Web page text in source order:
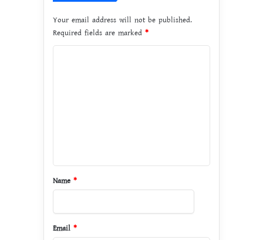
Your email address will not be published.
Required fields are marked *
*
Name *
Email *